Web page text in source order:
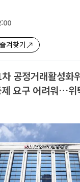
겨찾기
공정거래활성화
요구 어려워…위